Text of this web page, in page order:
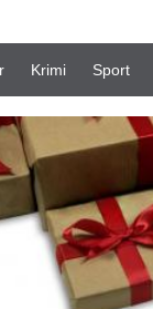
valóban
kérdése kerül